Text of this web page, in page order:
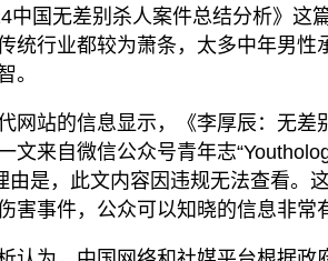
中国无差别杀人案件总结分析》这
统行业都较为萧条，太多中年男性
。
网站的信息显示，《李厚辰：无差
文来自微信公众号青年志
由是，此文内容因违规无法查看。
害事件，公众可以知晓的信息非常